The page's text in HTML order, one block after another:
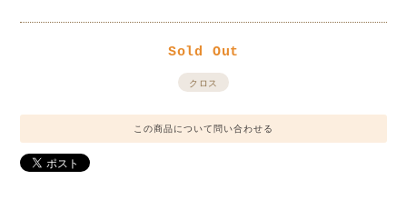
Sold Out
クロス
この商品について問い合わせる